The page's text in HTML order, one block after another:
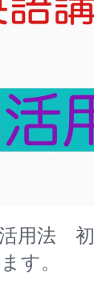
用法
す。